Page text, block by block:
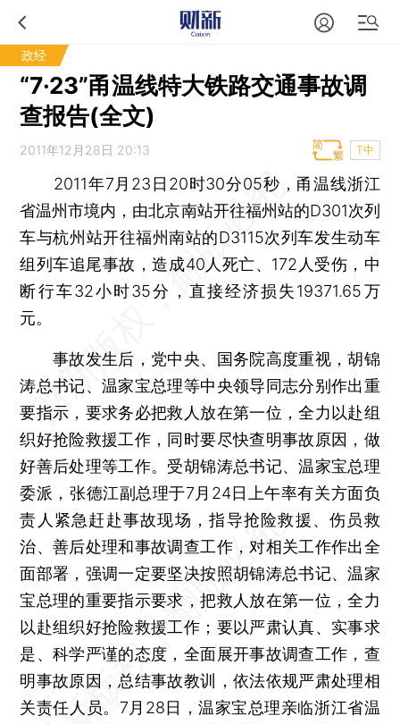
政经
“7·23”甬温线特大铁路交通事故调
查报告(全文)
2011年12月28日 20:13 T中
2011年7月23日20时30分05秒，甬温线浙江
省温州市境内，由北京南站开往福州站的D301次列
车与杭州站开往福州南站的D3115次列车发生动车
组列车追尾事故，造成40人死亡、172人受伤，中
断行车32小时35分，直接经济损失19371.65万
元。
事故发生后，党中央、国务院高度重视，胡锦
涛总书记、温家宝总理等中央领导同志分别作出重
要指示，要求务必把救人放在第一位，全力以赴组
织好抢险救援工作，同时要尽快查明事故原因，做
好善后处理等工作。受胡锦涛总书记、温家宝总理
委派，张德江副总理于7月24日上午率有关方面负
责人紧急赶赴事故现场，指导抢险救援、伤员救
治、善后处理和事故调查工作，对相关工作作出全
面部署，强调一定要坚决按照胡锦涛总书记、温家
宝总理的重要指示要求，把救人放在第一位，全力
以赴组织好抢险救援工作；要以严肃认真、实事求
是、科学严谨的态度，全面展开事故调查工作，查
明事故原因，总结事故教训，依法依规严肃处理相
关责任人员。7月28日，温家宝总理亲临浙江省温